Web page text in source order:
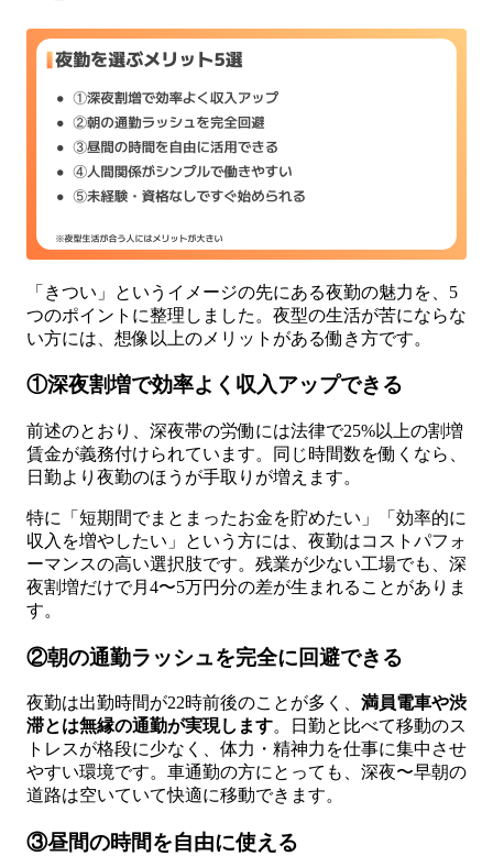
「きつい」というイメージの先にある夜勤の魅力を、5
つのポイントに整理しました。夜型の生活が苦にならな
い方には、想像以上のメリットがある働き方です。
①深夜割増で効率よく収入アップできる
前述のとおり、深夜帯の労働には法律で25%以上の割増
賃金が義務付けられています。同じ時間数を働くなら、
日勤より夜勤のほうが手取りが増えます。
特に「短期間でまとまったお金を貯めたい」「効率的に
収入を増やしたい」という方には、夜勤はコストパフォ
ーマンスの高い選択肢です。残業が少ない工場でも、深
夜割増だけで月4〜5万円分の差が生まれることがありま
す。
②朝の通勤ラッシュを完全に回避できる
夜勤は出勤時間が22時前後のことが多く、 満員電車や渋
滞とは無縁の通勤が実現します。日勤と比べて移動のス
トレスが格段に少なく、体力・精神力を仕事に集中させ
やすい環境です。車通勤の方にとっても、深夜〜早朝の
道路は空いていて快適に移動できます。
③昼間の時間を自由に使える